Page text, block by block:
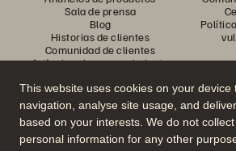
This website uses cookies on your device
navigation, analyse site usage, and
based on your interests. We do not
personal information for any other
Sala de prensa
Blog
Historias de clientes
Comunidad de clientes
Artículo sobre conocimiento
Únase a la
Siga todos los canales sociales